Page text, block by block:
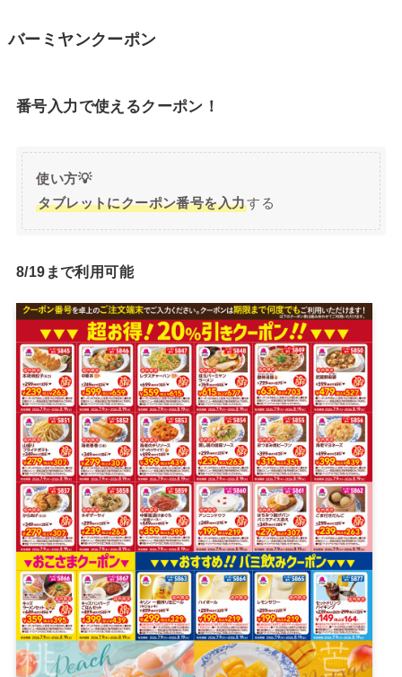
バーミヤンクーポン
番号入力で使えるクーポン！
使い方💡
タブレットにクーポン番号を入力する
8/19まで利用可能